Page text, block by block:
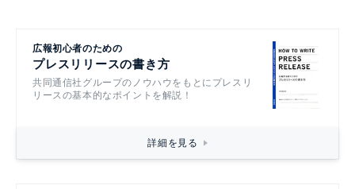
広報初心者のための
プレスリリースの書き方
共同通信社グループのノウハウをもとにプレスリ
リースの基本的なポイントを解説！
詳細を見る